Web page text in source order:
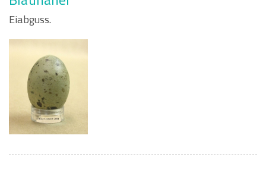
Eiabguss.